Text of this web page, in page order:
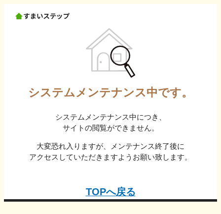
システムメンテナンス中です。
システムメンテナンス中につき、
サイトの閲覧ができません。
大変恐れ入りますが、メンテナンス終了後に
アクセスしていただきますようお願い致します。
TOPへ戻る